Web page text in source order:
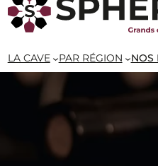
LA CAVE PAR RÉGION NOS